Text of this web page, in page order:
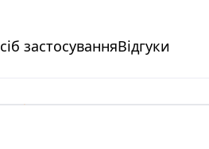
застосуванняВідгуки